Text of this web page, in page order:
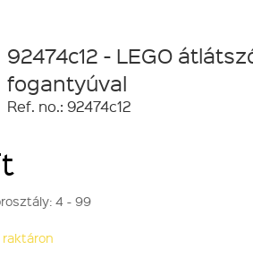
92474c12 - LEGO
fogantyúval
Ref. no.: 92474c12
4 - 99
raktáron